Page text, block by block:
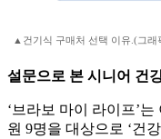
▲건기식 구매처 선택 이유.(그래
설문으로 본 시니어 건
‘브라보 마이 라이프’
원 9명을 대상으로 ‘건